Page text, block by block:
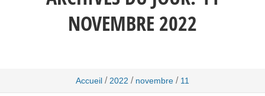
NOVEMBRE 2022
Accueil / 2022 / novembre / 11